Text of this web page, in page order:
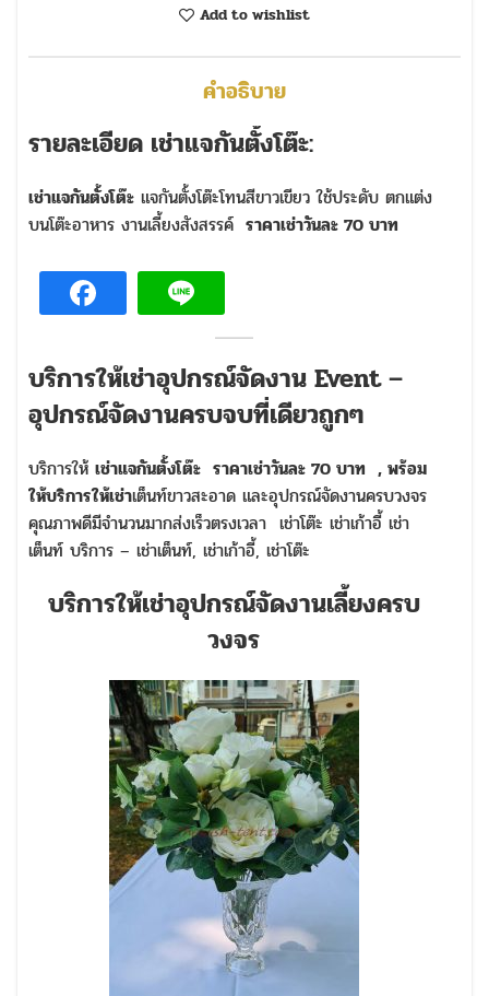
Add to wishlist
คำอธิบาย
รายละเอียด เช่าแจกันตั้งโต๊ะ:
เช่าแจกันตั้งโต๊ะ แจกันตั้งโต๊ะโทนสีขาวเขียว ใช้ประดับ ตกแต่ง
บนโต๊ะอาหาร งานเลี้ยงสังสรรค์ ราคาเช่าวันละ 70 บาท
บริการให้เช่าอุปกรณ์จัดงาน Event –
อุปกรณ์จัดงานครบจบที่เดียวถูกๆ
บริการให้ เช่าแจกันตั้งโต๊ะ ราคาเช่าวันละ 70 บาท , พร้อม
ให้บริการให้เช่าเต็นท์ขาวสะอาด และอุปกรณ์จัดงานครบวงจร
คุณภาพดีมีจำนวนมากส่งเร็วตรงเวลา เช่าโต๊ะ เช่าเก้าอี้ เช่า
เต็นท์ บริการ – เช่าเต็นท์, เช่าเก้าอี้, เช่าโต๊ะ
บริการให้เช่าอุปกรณ์จัดงานเลี้ยงครบ
วงจร